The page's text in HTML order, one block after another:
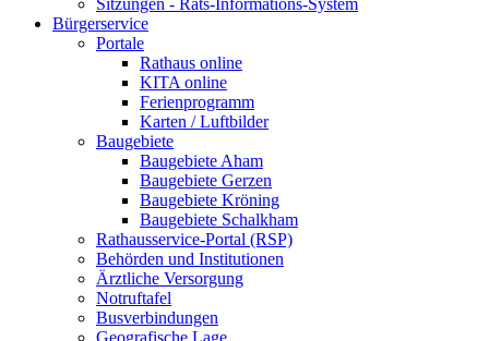
Sitzungen - Rats-Informations-System
Bürgerservice
Portale
Rathaus online
KITA online
Ferienprogramm
Karten / Luftbilder
Baugebiete
Baugebiete Aham
Baugebiete Gerzen
Baugebiete Kröning
Baugebiete Schalkham
Rathausservice-Portal (RSP)
Behörden und Institutionen
Ärztliche Versorgung
Notruftafel
Busverbindungen
Geografische Lage